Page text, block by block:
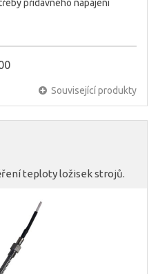
přídavného napájení
Související produkty
teploty ložisek strojů.